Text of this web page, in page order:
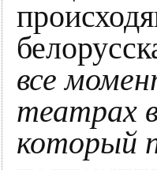
все
театрах
который